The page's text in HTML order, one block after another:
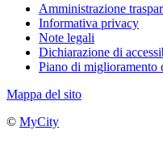
Amministrazione
Informativa privacy
Note legali
Dichiarazione di
Piano di miglioramento
Mappa del sito
© MyCity